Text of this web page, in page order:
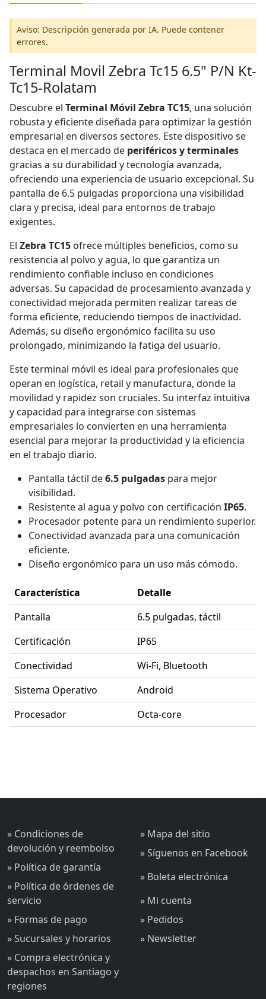
Aviso: Descripción generada por IA. Puede contener
errores.
Terminal Movil Zebra Tc15 6.5" P/N Kt-
Tc15-Rolatam
Descubre el Terminal Móvil Zebra TC15, una solución
robusta y eficiente diseñada para optimizar la gestión
empresarial en diversos sectores. Este dispositivo se
destaca en el mercado de periféricos y terminales
gracias a su durabilidad y tecnología avanzada,
ofreciendo una experiencia de usuario excepcional. Su
pantalla de 6.5 pulgadas proporciona una visibilidad
clara y precisa, ideal para entornos de trabajo
exigentes.
El Zebra TC15 ofrece múltiples beneficios, como su
resistencia al polvo y agua, lo que garantiza un
rendimiento confiable incluso en condiciones
adversas. Su capacidad de procesamiento avanzada y
conectividad mejorada permiten realizar tareas de
forma eficiente, reduciendo tiempos de inactividad.
Además, su diseño ergonómico facilita su uso
prolongado, minimizando la fatiga del usuario.
Este terminal móvil es ideal para profesionales que
operan en logística, retail y manufactura, donde la
movilidad y rapidez son cruciales. Su interfaz intuitiva
y capacidad para integrarse con sistemas
empresariales lo convierten en una herramienta
esencial para mejorar la productividad y la eficiencia
en el trabajo diario.
Pantalla táctil de6.5 pulgadas para mejor
visibilidad.
Resistente al agua y polvo con certificación IP65.
Procesador potente para un rendimiento superior.
Conectividad avanzada para una comunicación
eficiente.
Diseño ergonómico para un uso más cómodo.
Característica
Detalle
Pantalla
6.5 pulgadas, táctil
Certificación
IP65
Conectividad
Wi-Fi, Bluetooth
Sistema Operativo
Android
Procesador
Octa-core
» Condiciones de
devolución y reembolso
» Política de garantía
» Política de órdenes de
servicio
» Formas de pago
» Sucursales y horarios
» Compra electrónica y
despachos en Santiago y
regiones
» Mapa del sitio
» Síguenos en Facebook
» Boleta electrónica
» Mi cuenta
» Pedidos
» Newsletter